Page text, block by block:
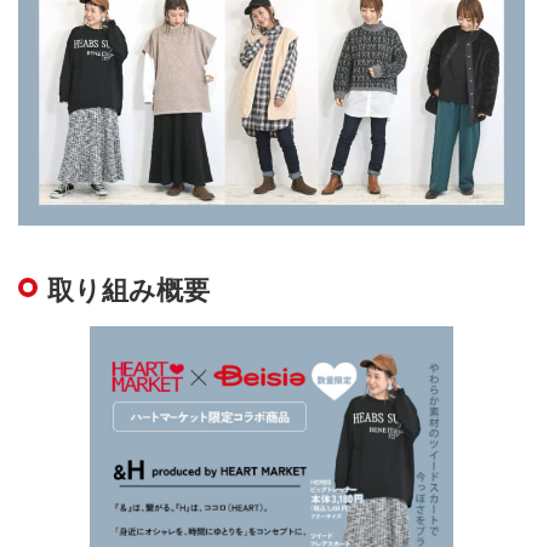
取り組み概要